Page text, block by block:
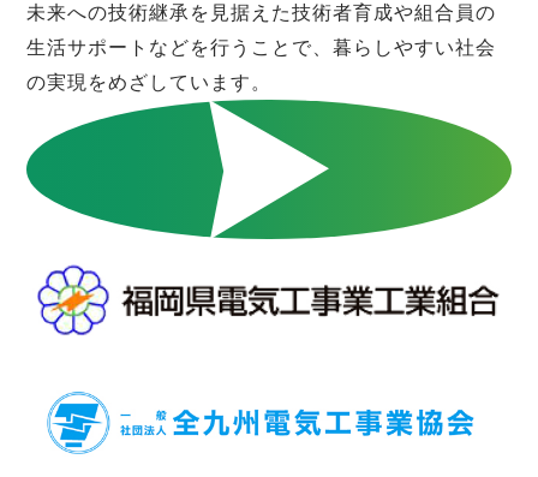
未来への技術継承を見据えた技術者育成や組合員の
生活サポートなどを行うことで、暮らしやすい社会
の実現をめざしています。